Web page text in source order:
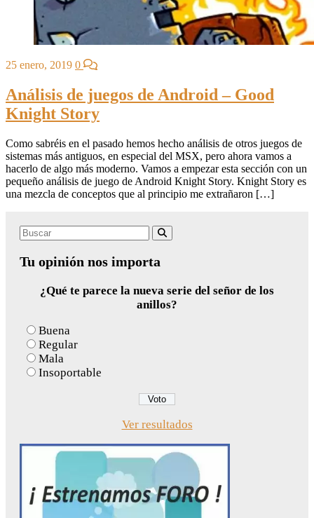
25 enero, 2019 0
Análisis de juegos de Android – Good
Knight Story
Como sabréis en el pasado hemos hecho análisis de otros juegos de
sistemas más antiguos, en especial del MSX, pero ahora vamos a
hacerlo de algo más moderno. Vamos a empezar esta sección con un
pequeño análisis de juego de Android Knight Story. Knight Story es
una mezcla de conceptos que al principio me extrañaron […]
Search
Tu opinión nos importa
¿Qué te parece la nueva serie del señor de los
anillos?
Buena
Regular
Mala
Insoportable
Ver resultados